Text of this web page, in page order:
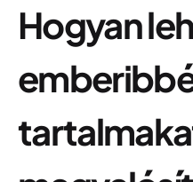
Hogyan